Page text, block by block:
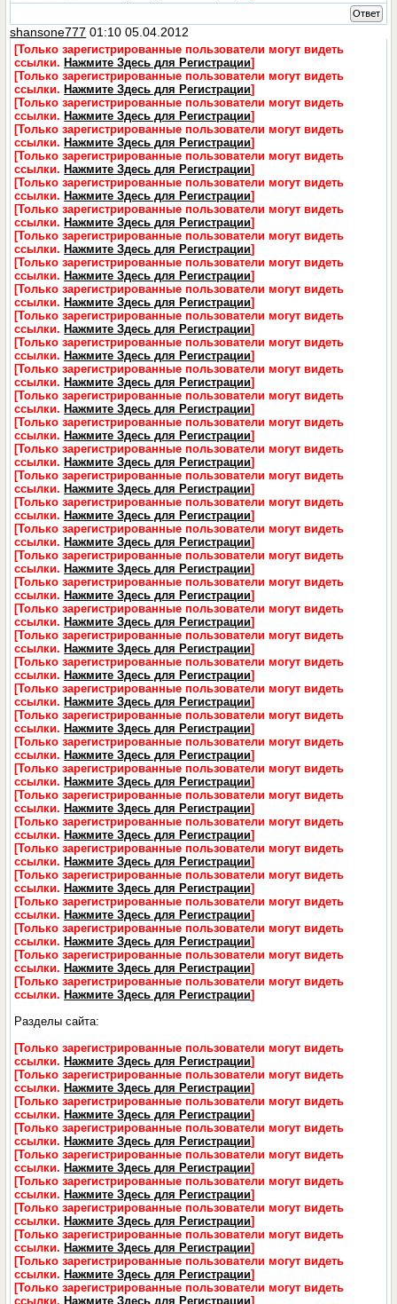
Ответ
shansone777 01:10 05.04.2012
[Только зарегистрированные пользователи могут видеть
ссылки. Нажмите Здесь для Регистрации]
[Только зарегистрированные пользователи могут видеть
ссылки. Нажмите Здесь для Регистрации]
[Только зарегистрированные пользователи могут видеть
ссылки. Нажмите Здесь для Регистрации]
[Только зарегистрированные пользователи могут видеть
ссылки. Нажмите Здесь для Регистрации]
[Только зарегистрированные пользователи могут видеть
ссылки. Нажмите Здесь для Регистрации]
[Только зарегистрированные пользователи могут видеть
ссылки. Нажмите Здесь для Регистрации]
[Только зарегистрированные пользователи могут видеть
ссылки. Нажмите Здесь для Регистрации]
[Только зарегистрированные пользователи могут видеть
ссылки. Нажмите Здесь для Регистрации]
[Только зарегистрированные пользователи могут видеть
ссылки. Нажмите Здесь для Регистрации]
[Только зарегистрированные пользователи могут видеть
ссылки. Нажмите Здесь для Регистрации]
[Только зарегистрированные пользователи могут видеть
ссылки. Нажмите Здесь для Регистрации]
[Только зарегистрированные пользователи могут видеть
ссылки. Нажмите Здесь для Регистрации]
[Только зарегистрированные пользователи могут видеть
ссылки. Нажмите Здесь для Регистрации]
[Только зарегистрированные пользователи могут видеть
ссылки. Нажмите Здесь для Регистрации]
[Только зарегистрированные пользователи могут видеть
ссылки. Нажмите Здесь для Регистрации]
[Только зарегистрированные пользователи могут видеть
ссылки. Нажмите Здесь для Регистрации]
[Только зарегистрированные пользователи могут видеть
ссылки. Нажмите Здесь для Регистрации]
[Только зарегистрированные пользователи могут видеть
ссылки. Нажмите Здесь для Регистрации]
[Только зарегистрированные пользователи могут видеть
ссылки. Нажмите Здесь для Регистрации]
[Только зарегистрированные пользователи могут видеть
ссылки. Нажмите Здесь для Регистрации]
[Только зарегистрированные пользователи могут видеть
ссылки. Нажмите Здесь для Регистрации]
[Только зарегистрированные пользователи могут видеть
ссылки. Нажмите Здесь для Регистрации]
[Только зарегистрированные пользователи могут видеть
ссылки. Нажмите Здесь для Регистрации]
[Только зарегистрированные пользователи могут видеть
ссылки. Нажмите Здесь для Регистрации]
[Только зарегистрированные пользователи могут видеть
ссылки. Нажмите Здесь для Регистрации]
[Только зарегистрированные пользователи могут видеть
ссылки. Нажмите Здесь для Регистрации]
[Только зарегистрированные пользователи могут видеть
ссылки. Нажмите Здесь для Регистрации]
[Только зарегистрированные пользователи могут видеть
ссылки. Нажмите Здесь для Регистрации]
[Только зарегистрированные пользователи могут видеть
ссылки. Нажмите Здесь для Регистрации]
[Только зарегистрированные пользователи могут видеть
ссылки. Нажмите Здесь для Регистрации]
[Только зарегистрированные пользователи могут видеть
ссылки. Нажмите Здесь для Регистрации]
[Только зарегистрированные пользователи могут видеть
ссылки. Нажмите Здесь для Регистрации]
[Только зарегистрированные пользователи могут видеть
ссылки. Нажмите Здесь для Регистрации]
[Только зарегистрированные пользователи могут видеть
ссылки. Нажмите Здесь для Регистрации]
[Только зарегистрированные пользователи могут видеть
ссылки. Нажмите Здесь для Регистрации]
[Только зарегистрированные пользователи могут видеть
ссылки. Нажмите Здесь для Регистрации]
Разделы сайта:
[Только зарегистрированные пользователи могут видеть
ссылки. Нажмите Здесь для Регистрации]
[Только зарегистрированные пользователи могут видеть
ссылки. Нажмите Здесь для Регистрации]
[Только зарегистрированные пользователи могут видеть
ссылки. Нажмите Здесь для Регистрации]
[Только зарегистрированные пользователи могут видеть
ссылки. Нажмите Здесь для Регистрации]
[Только зарегистрированные пользователи могут видеть
ссылки. Нажмите Здесь для Регистрации]
[Только зарегистрированные пользователи могут видеть
ссылки. Нажмите Здесь для Регистрации]
[Только зарегистрированные пользователи могут видеть
ссылки. Нажмите Здесь для Регистрации]
[Только зарегистрированные пользователи могут видеть
ссылки. Нажмите Здесь для Регистрации]
[Только зарегистрированные пользователи могут видеть
ссылки. Нажмите Здесь для Регистрации]
[Только зарегистрированные пользователи могут видеть
ссылки. Нажмите Здесь для Регистрации]